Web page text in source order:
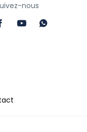
nous